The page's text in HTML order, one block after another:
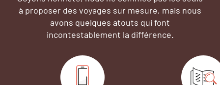
à proposer des voyages sur mesure, mais nous
avons quelques atouts qui font
incontestablement la différence.